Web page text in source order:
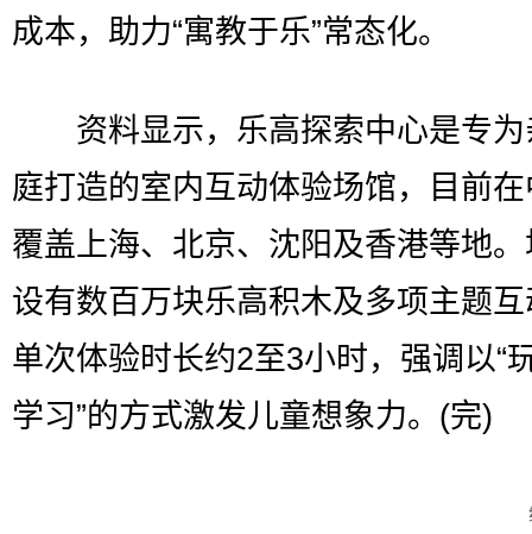
成本，助力“寓教于乐”常态化。
资料显示，乐高探索中心是专为
庭打造的室内互动体验场馆，目前
覆盖上海、北京、沈阳及香港等地
设有数百万块乐高积木及多项主题
单次体验时长约2至3小时，强调以“
学习”的方式激发儿童想象力。(完)